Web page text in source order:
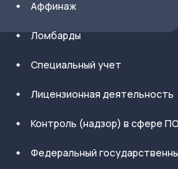
Аффинаж
Ломбарды
Специальный учет
Лицензионная деятельность
Контроль (надзор) в сфере
Федеральный